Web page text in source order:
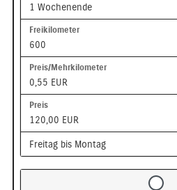
1 Wochenende
600
0,55 EUR
120,00 EUR
Freitag bis Montag